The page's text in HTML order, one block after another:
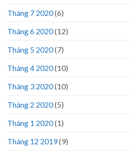
Tháng 7 2020(6)
Tháng 6 2020(12)
Tháng 5 2020(7)
Tháng 4 2020(10)
Tháng 3 2020(10)
Tháng 2 2020(5)
Tháng 1 2020(1)
Tháng 12 2019(9)